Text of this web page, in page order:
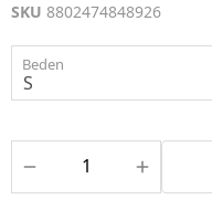
SKU 8802474848926
Beden